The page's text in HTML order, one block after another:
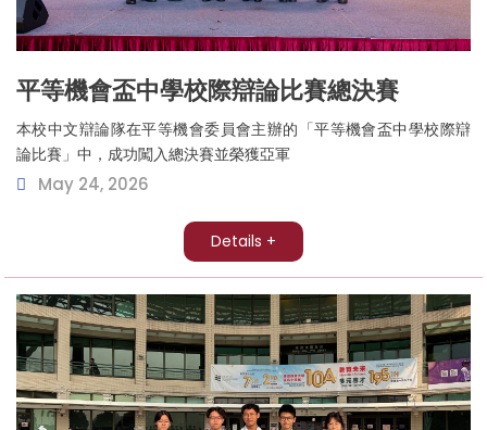
平等機會盃中學校際辯論比賽總決賽
本校中文辯論隊在平等機會委員會主辦的「平等機會盃中學校際辯
論比賽」中，成功闖入總決賽並榮獲亞軍
May 24, 2026
Details +